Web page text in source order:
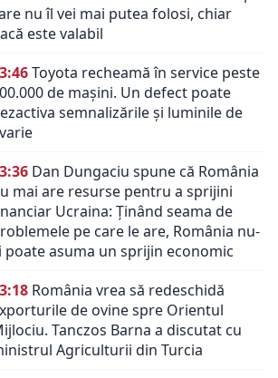
nu îl vei mai putea folosi, chiar
este valabil
Toyota recheamă în service peste
de mașini. Un defect poate
semnalizările și luminile de
Dan Dungaciu spune că România
mai are resurse pentru a sprijini
Ucraina: Ținând seama de
pe care le are, România nu-
poate asuma un sprijin economic
România vrea să redeschidă
de ovine spre Orientul
Tanczos Barna a discutat cu
Agriculturii din Turcia